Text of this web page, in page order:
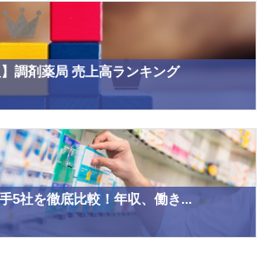
調剤薬局 売上高ランキング
5社を徹底比較！年収、働き...